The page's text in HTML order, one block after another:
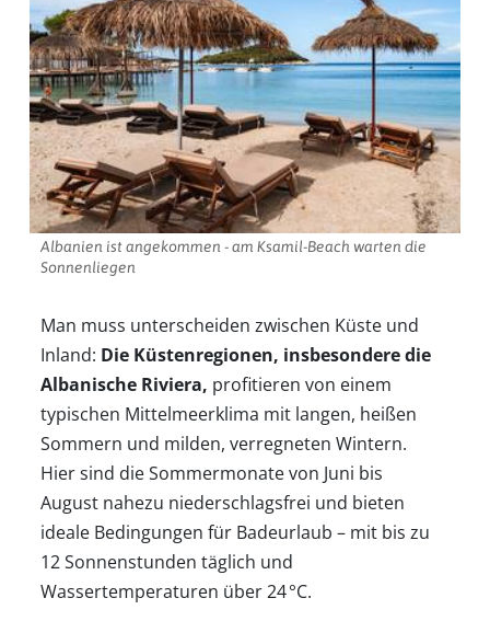
Albanien ist angekommen - am Ksamil-Beach warten die
Sonnenliegen
Man muss unterscheiden zwischen Küste und
Inland: Die Küstenregionen, insbesondere die
Albanische Riviera, profitieren von einem
typischen Mittelmeerklima mit langen, heißen
Sommern und milden, verregneten Wintern.
Hier sind die Sommermonate von Juni bis
August nahezu niederschlagsfrei und bieten
ideale Bedingungen für Badeurlaub – mit bis zu
12 Sonnenstunden täglich und
Wassertemperaturen über 24 °C.